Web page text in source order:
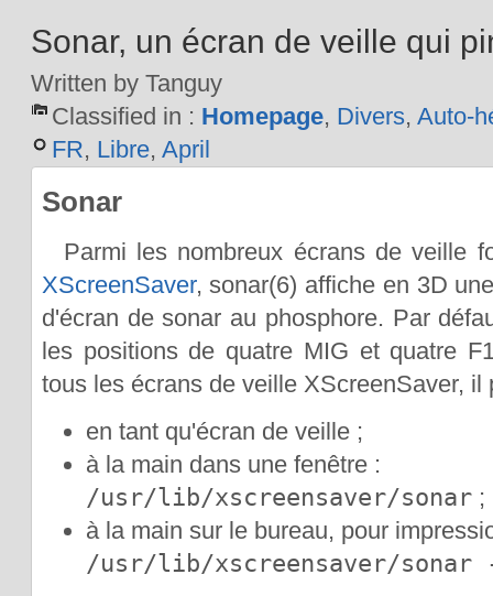
Sonar, un écran de veille qui
Written by Tanguy
Classified in : Homepage, Divers, Auto-
FR, Libre, April
Sonar
Parmi les nombreux écrans de veille
XScreenSaver, sonar(6) affiche en 3D
d'écran de sonar au phosphore. Par
les positions de quatre MIG et quatre
tous les écrans de veille XScreenSaver, il
en tant qu'écran de veille ;
à la main dans une fenêtre :
/usr/lib/xscreensaver/sonar;
à la main sur le bureau, pour
/usr/lib/xscreensaver/sonar